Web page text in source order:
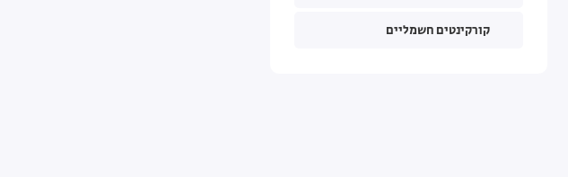
קורקינטים חשמליים